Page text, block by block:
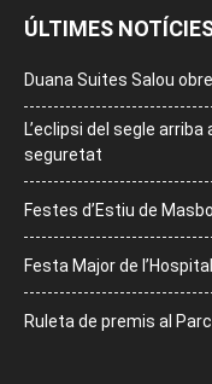
ÚLTIMES
Duana Suites Salou
L’eclipsi del segle
seguretat
Festes d’Estiu de
Festa Major de
Ruleta de premis al